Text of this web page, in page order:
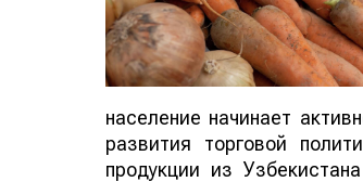
население начинает
развития торговой
продукции из